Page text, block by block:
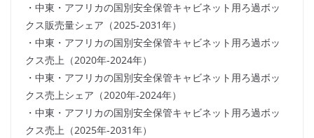
・中東・アフリカの国別安全保管キャビネット用ろ過ボッ
クス販売量シェア（2025-2031年）
・中東・アフリカの国別安全保管キャビネット用ろ過ボッ
クス売上（2020年-2024年）
・中東・アフリカの国別安全保管キャビネット用ろ過ボッ
クス売上シェア（2020年-2024年）
・中東・アフリカの国別安全保管キャビネット用ろ過ボッ
クス売上（2025年-2031年）